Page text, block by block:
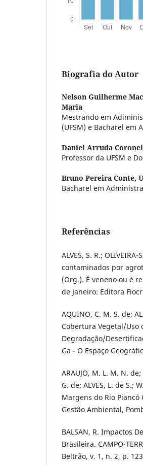
Biografia do Autor
Nelson Guilherme
Maria
Mestrando em
(UFSM) e Bacharel em
Daniel Arruda
Professor da UFSM e
Bruno Pereira Conte,
Bacharel em
Referências
ALVES, S. R.;
contaminados por
(Org.). É veneno ou é
de Janeiro: Editora
AQUINO, C. M. S. de;
Cobertura Vegetal/Uso
Degradação/
Ga - O Espaço
ARAUJO, M. L. M. N. de;
G. de; ALVES, L. de S.;
Margens do Rio
Gestão Ambiental,
BALSAN, R. Impactos
Brasileira. CAMPO-
Beltrão, v. 1, n. 2, p.